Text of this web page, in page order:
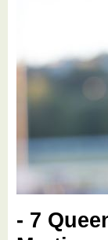
- 7